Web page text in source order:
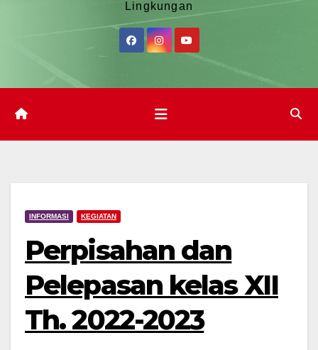
Lingkungan
INFORMASI KEGIATAN
Perpisahan dan
Pelepasan kelas XII
Th. 2022-2023